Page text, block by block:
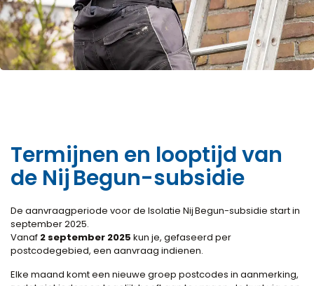
Termijnen en looptijd van
de Nij Begun-subsidie
De aanvraagperiode voor de Isolatie Nij Begun-subsidie start in
september 2025.
Vanaf 2 september 2025 kun je, gefaseerd per
postcodegebied, een aanvraag indienen.
Elke maand komt een nieuwe groep postcodes in aanmerking,